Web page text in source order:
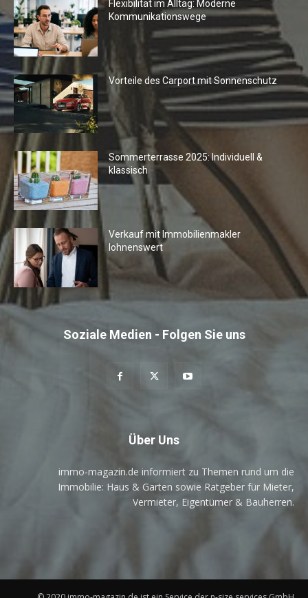
Flexibilität im Alltag: Moderne
Kommunikationswege
Vorteile des Carport mit Sonnenschutz
Sommerterrasse 2025: Individuell &
klassisch
Verkauf mit Immobilienmakler
lohnenswert
Soziale Medien - Folgen Sie uns
Über Uns
immo-magazin.de informiert zu Themen rund um die
Immobilie: Haus & Garten sowie Ratgeber für Mieter,
Vermieter, Eigentümer & Bauherren.